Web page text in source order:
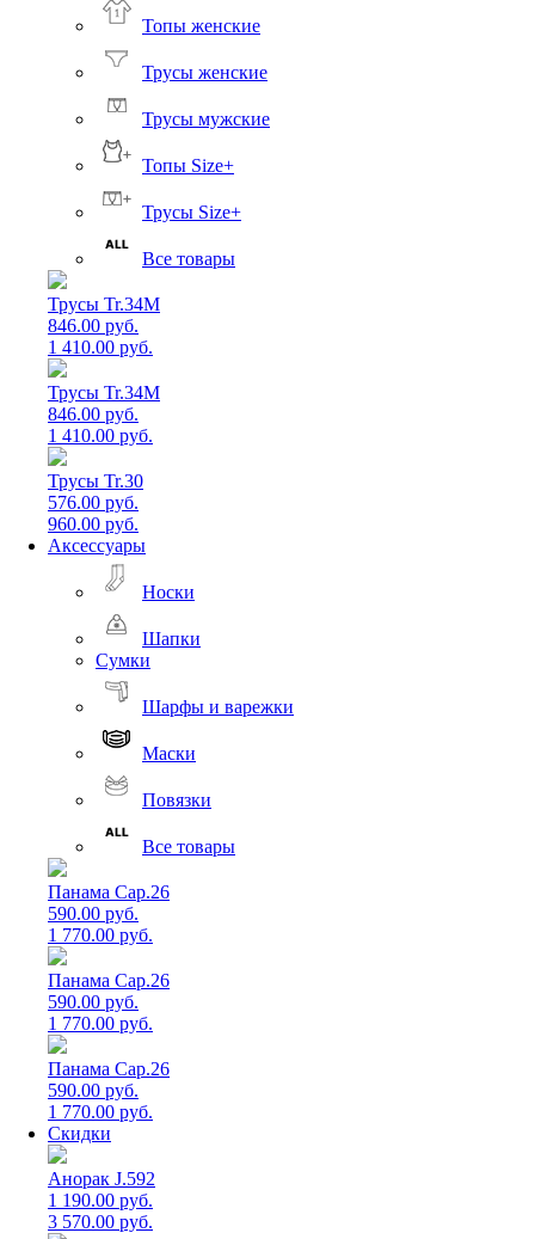
Топы женские
Трусы женские
Трусы мужские
Топы Size+
Трусы Size+
Все товары
Трусы Tr.34M
846.00 руб.
1 410.00 руб.
Трусы Tr.34M
846.00 руб.
1 410.00 руб.
Трусы Tr.30
576.00 руб.
960.00 руб.
Аксессуары
Носки
Шапки
Сумки
Шарфы и варежки
Маски
Повязки
Все товары
Панама Cap.26
590.00 руб.
1 770.00 руб.
Панама Cap.26
590.00 руб.
1 770.00 руб.
Панама Cap.26
590.00 руб.
1 770.00 руб.
Скидки
Анорак J.592
1 190.00 руб.
3 570.00 руб.